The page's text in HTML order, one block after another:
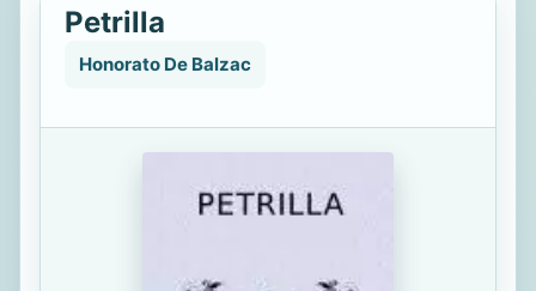
Petrilla
Honorato De Balzac